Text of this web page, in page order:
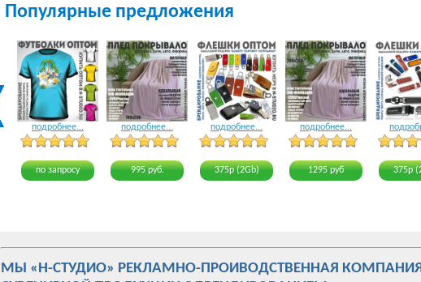
Популярные предложения
подробнее...
23 голоса
по запросу
подробнее...
24 голоса
995 руб.
подробнее...
16 голосов
375р (2Gb)
подробнее...
18
1295 руб 375р
МЫ «Н-СТУДИО» РЕКЛАМНО-ПРОИВОДСТВЕННАЯ